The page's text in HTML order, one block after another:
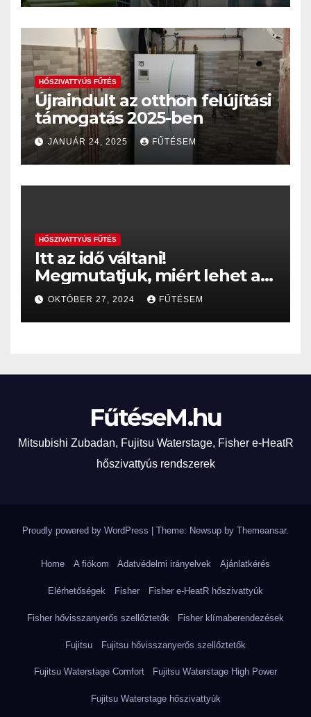
HŐSZIVATTYÚS FŰTÉS
Újraindult az otthon felújítási
támogatás 2025-ben
JANUÁR 24, 2025 FŰTÉSEM
HŐSZIVATTYÚS FŰTÉS
Itt az idő váltani!
Megmutatjuk, miért lehet a
hőszivattyú a gázkazán
helyett sokkal jobb választás
– akár 35%, vagy 60%-os
OKTÓBER 27, 2024 FŰTÉSEM
FűtéseM.hu
Mitsubishi Zubadan, Fujitsu Waterstage, Fisher e-HeatR
hőszivattyús rendszerek
Proudly powered by WordPress Theme: Newsup by Themeansar.
Home A fiókom Adatvédelmi irányelvek Ajánlatkérés
Elérhetőségek Fisher Fisher e-HeatR hőszivattyúk
Fisher hővisszanyerős szellőztetők Fisher klímaberendezések
Fujitsu Fujitsu hővisszanyerős szellőztetők
Fujitsu Waterstage Comfort Fujitsu Waterstage High Power
Fujitsu Waterstage hőszivattyúk